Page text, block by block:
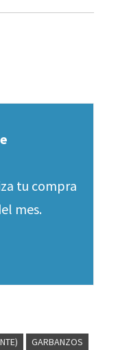
tu compra
mes.
GARBANZOS